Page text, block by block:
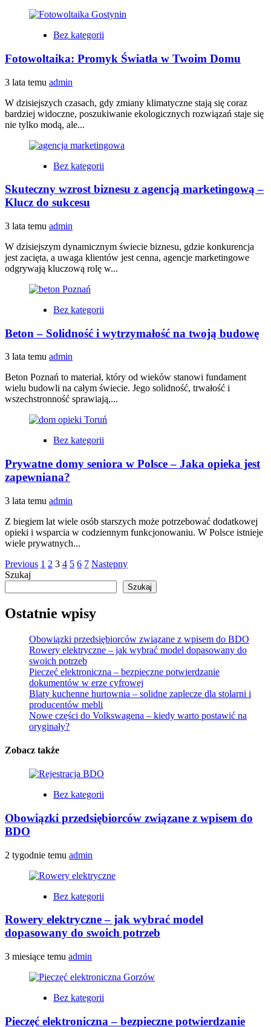
Bez kategorii
Fotowoltaika: Promyk Światła w Twoim Domu
3 lata temu admin
W dzisiejszych czasach, gdy zmiany klimatyczne stają się coraz
bardziej widoczne, poszukiwanie ekologicznych rozwiązań staje się
nie tylko modą, ale...
Bez kategorii
Skuteczny wzrost biznesu z agencją marketingową –
Klucz do sukcesu
3 lata temu admin
W dzisiejszym dynamicznym świecie biznesu, gdzie konkurencja
jest zacięta, a uwaga klientów jest cenna, agencje marketingowe
odgrywają kluczową rolę w...
Bez kategorii
Beton – Solidność i wytrzymałość na twoją budowę
3 lata temu admin
Beton Poznań to materiał, który od wieków stanowi fundament
wielu budowli na całym świecie. Jego solidność, trwałość i
wszechstronność sprawiają,...
Bez kategorii
Prywatne domy seniora w Polsce – Jaka opieka jest
zapewniana?
3 lata temu admin
Z biegiem lat wiele osób starszych może potrzebować dodatkowej
opieki i wsparcia w codziennym funkcjonowaniu. W Polsce istnieje
wiele prywatnych...
Stronicowanie
wpisów
Previous 1 2 3 4 5 6 7 Następny
Szukaj
Szukaj
Ostatnie wpisy
Obowiązki przedsiębiorców związane z wpisem do BDO
Rowery elektryczne – jak wybrać model dopasowany do
swoich potrzeb
Pieczęć elektroniczna – bezpieczne potwierdzanie
dokumentów w erze cyfrowej
Blaty kuchenne hurtownia – solidne zaplecze dla stolarni i
producentów mebli
Nowe części do Volkswagena – kiedy warto postawić na
oryginały?
Zobacz także
Bez kategorii
Obowiązki przedsiębiorców związane z wpisem do
BDO
2 tygodnie temu admin
Bez kategorii
Rowery elektryczne – jak wybrać model
dopasowany do swoich potrzeb
3 miesiące temu admin
Bez kategorii
Pieczęć elektroniczna – bezpieczne potwierdzanie